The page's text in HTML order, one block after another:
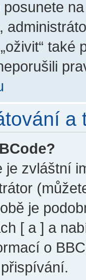
a
je zvláštní
je
[ a ] a
o